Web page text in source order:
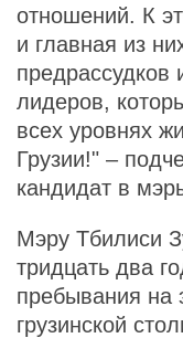
отношений. К
и главная из
лидеров,
всех уровнях
Грузии!" –
кандидат в
Мэру Тбилиси
тридцать два
пребывания на
грузинской